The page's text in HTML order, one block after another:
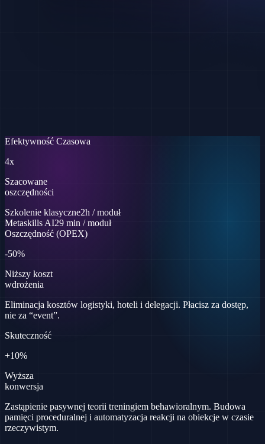
Efektywność Czasowa
4x
Szacowane
oszczędności
Szkolenie klasyczne2h / moduł
Metaskills AI29 min / moduł
Oszczędność (OPEX)
-50%
Niższy koszt
wdrożenia
Eliminacja kosztów logistyki, hoteli i delegacji. Płacisz za dostęp,
nie za “event”.
Skuteczność
+10%
Wyższa
konwersja
Zastąpienie pasywnej teorii treningiem behawioralnym. Budowa
pamięci proceduralnej i automatyzacja reakcji na obiekcje w czasie
rzeczywistym.